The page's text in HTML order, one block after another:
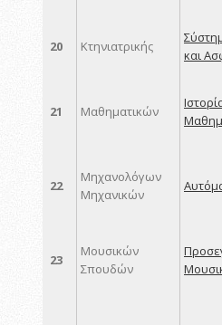
20 Κτηνιατρικής
και
21 Μαθηματικών
22
Μηχανολόγων
Μηχανικών
23
Μουσικών
Σπουδών